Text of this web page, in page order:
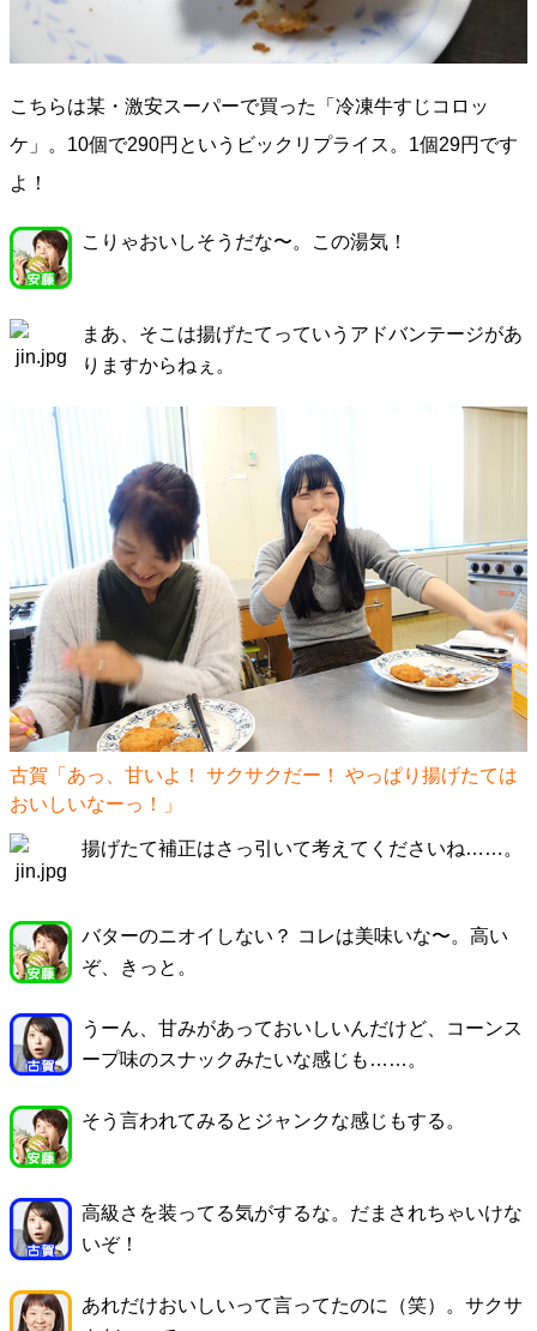
こちらは某・激安スーパーで買った「冷凍牛すじコロッ
ケ」。10個で290円というビックリプライス。1個29円です
よ！
こりゃおいしそうだな〜。この湯気！
まあ、そこは揚げたてっていうアドバンテージがあ
りますからねぇ。
古賀「あっ、甘いよ！ サクサクだー！ やっぱり揚げたては
おいしいなーっ！」
揚げたて補正はさっ引いて考えてくださいね……。
バターのニオイしない？ コレは美味いな〜。高い
ぞ、きっと。
うーん、甘みがあっておいしいんだけど、コーンス
ープ味のスナックみたいな感じも……。
そう言われてみるとジャンクな感じもする。
高級さを装ってる気がするな。だまされちゃいけな
いぞ！
あれだけおいしいって言ってたのに（笑）。サクサ